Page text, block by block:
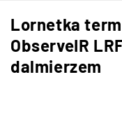
Lornetka
ObserveIR
dalmierzem